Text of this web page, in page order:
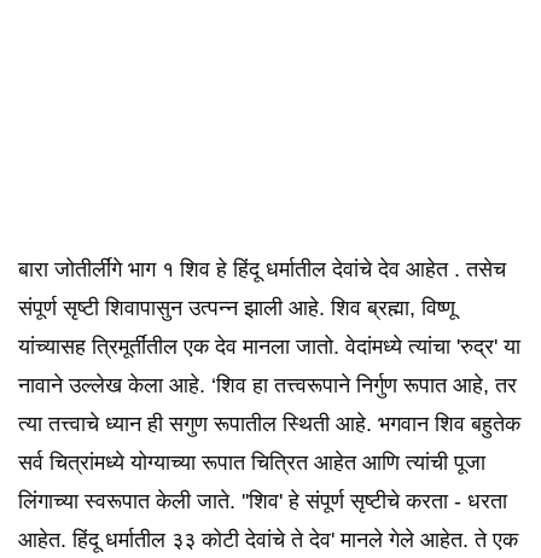
बारा जोतीर्लींगे भाग १ शिव हे हिंदू धर्मातील देवांचे देव आहेत . तसेच
संपूर्ण सृष्टी शिवापासुन उत्पन्न झाली आहे. शिव ब्रह्मा, विष्णू
यांच्यासह त्रिमूर्तींतील एक देव मानला जातो. वेदांमध्ये त्यांचा 'रुद्र' या
नावाने उल्लेख केला आहे. ‘शिव हा तत्त्वरूपाने निर्गुण रूपात आहे, तर
त्या तत्त्वाचे ध्यान ही सगुण रूपातील स्थिती आहे. भगवान शिव बहुतेक
सर्व चित्रांमध्ये योग्याच्या रूपात चित्रित आहेत आणि त्यांची पूजा
लिंगाच्या स्वरूपात केली जाते. ''शिव' हे संपूर्ण सृष्टीचे करता - धरता
आहेत. हिंदू धर्मातील ३३ कोटी देवांचे ते देव' मानले गेले आहेत. ते एक